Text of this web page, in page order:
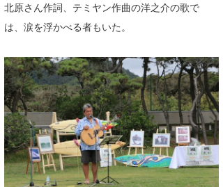
北原さん作詞、テミヤン作曲の洋之介の歌で
は、涙を浮かべる者もいた。